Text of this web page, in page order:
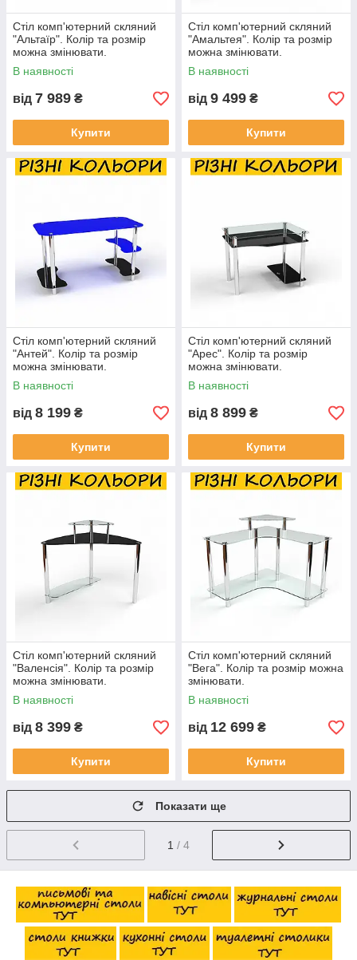
Стіл комп'ютерний скляний
"Альтаїр". Колір та розмір
можна змінювати.
Можливий фотодрук та
матування
В наявності
від 7 989 ₴
Купити
Стіл комп'ютерний скляний
"Амальтея". Колір та розмір
можна змінювати.
Можливий фотодрук та
матування
В наявності
від 9 499 ₴
Купити
Стіл комп'ютерний скляний
"Антей". Колір та розмір
можна змінювати.
Можливий фотодрук та
матування
В наявності
від 8 199 ₴
Купити
Стіл комп'ютерний скляний
"Арес". Колір та розмір
можна змінювати.
Можливий фотодрук та
матування
В наявності
від 8 899 ₴
Купити
Стіл комп'ютерний скляний
"Валенсія". Колір та розмір
можна змінювати.
Можливий фотодрук та
матування
В наявності
від 8 399 ₴
Купити
Стіл комп'ютерний скляний
"Вега". Колір та розмір можна
змінювати.
Можливий фотодрук та
матування
В наявності
від 12 699 ₴
Купити
Показати ще
1 / 4